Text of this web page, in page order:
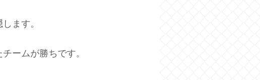
ます。
ームが勝ちです。